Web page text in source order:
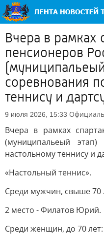
Вчера в рамках
пенсионеров
соревнования
теннису и
9 июля 2026, 15:33
Вчера в рамках
(муниципальеый
настольному теннису и
«Настольный теннис».
Среди мужчин, свыше 70
2 место - Филатов Юрий.
Среди женщин, до 70 лет: